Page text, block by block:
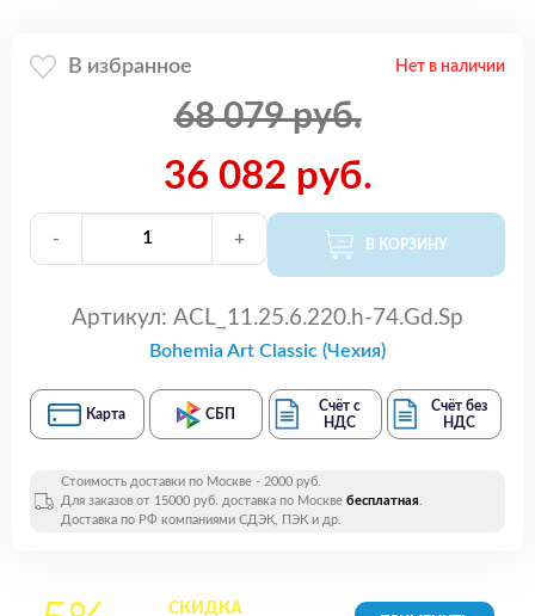
В избранное Нет в наличии
68 079 руб.
36 082 руб.
- + В КОРЗИНУ
Артикул: ACL_11.25.6.220.h-74.Gd.Sp
Bohemia Art Classic (Чехия)
Карта СБП
Счёт с
НДС
Счёт без
НДС
Стоимость доставки по Москве - 2000 руб.
Для заказов от 15000 руб. доставка по Москве бесплатная.
Доставка по РФ компаниями СДЭК, ПЭК и др.
СКИДКАна все